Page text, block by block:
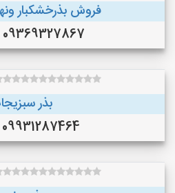
فروش بذرخشکبار
09369327867 (زنجان )
بذر
09931287464 (اهواز )